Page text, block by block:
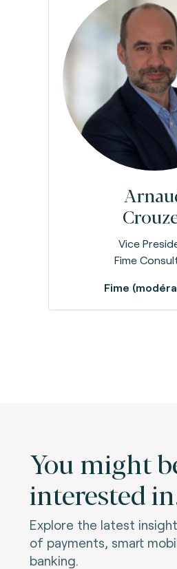
Vice
Fime
Fime
You might
interested
Explore the latest
of payments, smart
banking.